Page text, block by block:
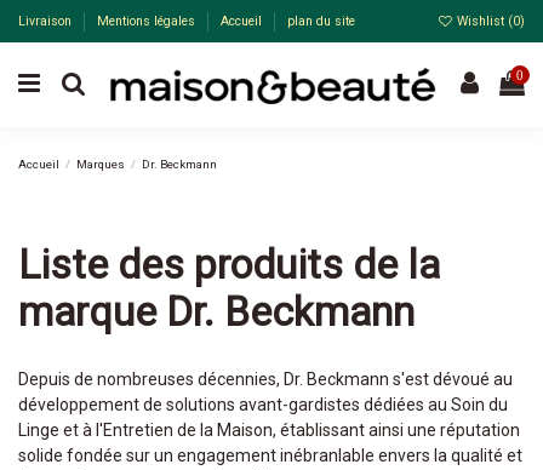
Livraison Mentions légales Accueil plan du site Wishlist (0)
0
Accueil Marques Dr. Beckmann
Liste des produits de la
marque Dr. Beckmann
Depuis de nombreuses décennies, Dr. Beckmann s'est dévoué au
développement de solutions avant-gardistes dédiées au Soin du
Linge et à l'Entretien de la Maison, établissant ainsi une réputation
solide fondée sur un engagement inébranlable envers la qualité et